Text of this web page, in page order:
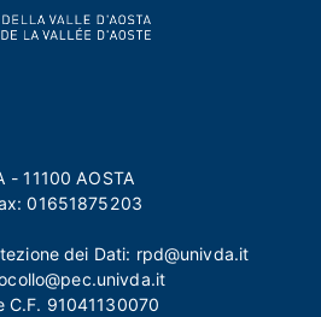
- 11100 AOSTA
01651875203
dei Dati: rpd@univda.it
C.F. 91041130070